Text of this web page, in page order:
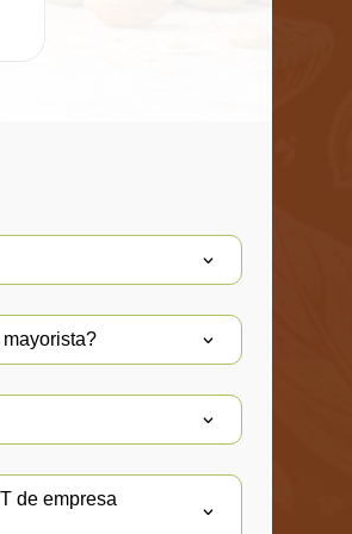
de empresa